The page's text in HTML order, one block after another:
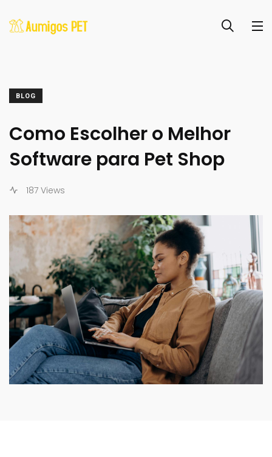
BLOG
Como Escolher o Melhor
Software para Pet Shop
187 Views